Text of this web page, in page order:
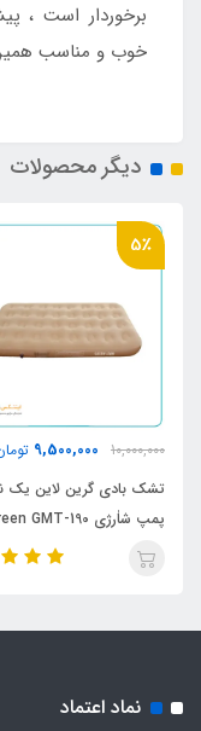
برخوردار است ،
خوب و مناسب
دیگر محصولات
5٪
10,000,000
9,500,000
تشک بادی گرین لاین یک
پمپ شاٰرژی Green GMT-190
نماد اعتماد